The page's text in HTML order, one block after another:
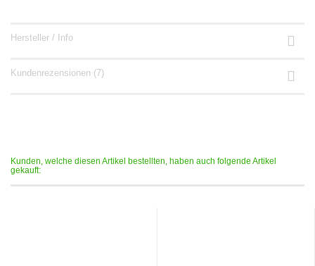
Hersteller / Info
Kundenrezensionen (7)
Kunden, welche diesen Artikel bestellten, haben auch folgende Artikel
gekauft: